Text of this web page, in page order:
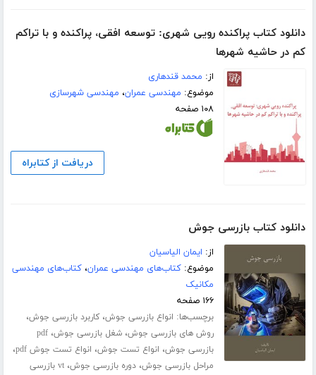
دانلود کتاب پراکنده رویی شهری: توسعه افقی، پراکنده و با تراکم
کم در حاشیه شهرها
از: محمد قندهاری
موضوع: مهندسی عمران، مهندسی شهرسازی
۱۰۸ صفحه
دریافت از کتابراه
دانلود کتاب بازرسی جوش
از: ایمان الیاسیان
موضوع:کتاب‌های مهندسی عمران،کتاب‌های مهندسی
مکانیک
۱۶۶ صفحه
برچسب‌ها: انواع بازرسی جوش،کاربرد بازرسی جوش،
روش های بازرسی جوش،شغل بازرسی جوش،pdf
بازرسی جوش، انواع تست جوش، انواع تست جوش pdf ،
مراحل بازرسی جوش،دوره بازرسی جوش،
vt بازرسی